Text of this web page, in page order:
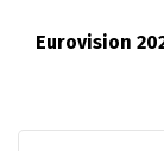
Eurovision